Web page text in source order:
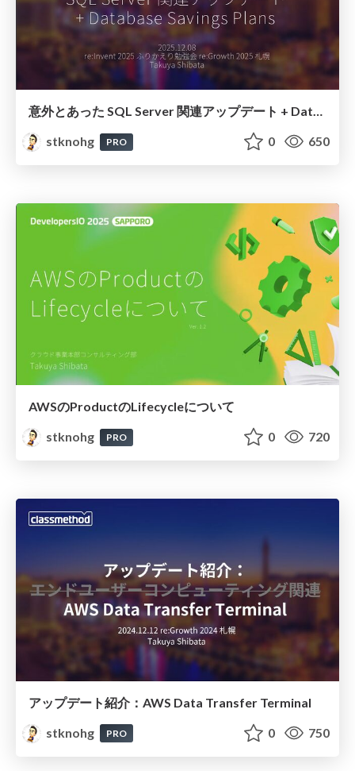
意外とあった SQL Server 関連アップデート + Database Savings Plans
stknohg
PRO 0 650
AWSのProductのLifecycleについて
stknohg
PRO 0 720
アップデート紹介：AWS Data Transfer Terminal
stknohg
PRO 0 750